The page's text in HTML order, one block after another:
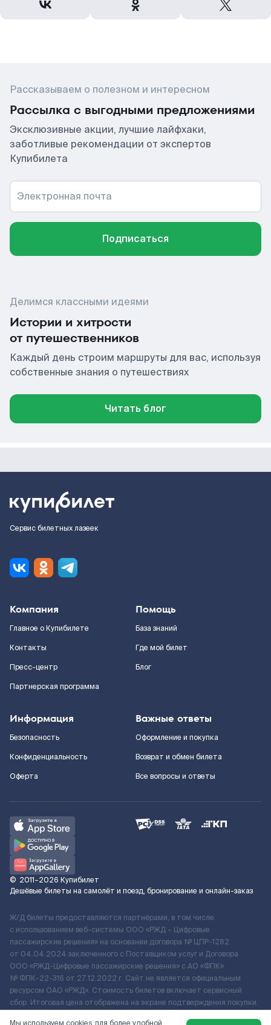
Рассказываем о полезном и интересном
Рассылка с выгодными предложениями
Эксклюзивные акции, лучшие лайфхаки,
заботливые рекомендации от экспертов
Купибилета
Электронная почта
Подписаться
Делимся классными идеями
Истории и хитрости
от путешественников
Каждый день строим маршруты для вас, используя
собственные знания о путешествиях
Читать блог
Сервис билетных лазеек
Компания
Главное о Купибилете
Контакты
Пресс-центр
Партнерская программа
Помощь
База знаний
Где мой билет
Блог
Информация
Безопасность
Конфиденциальность
Оферта
Важные ответы
Оформление и покупка
Возврат и обмен билета
Все вопросы и ответы
© 2011–2026 Купибилет
Дешёвые билеты на самолёт и поезд, бронирование и онлайн-заказ
Ж/Д билеты предоставляются партнёрами, в том числе
с использованием веб-системы ООО «РЖД – Цифровые
пассажирские решения» на основании договора № ЦПР-1282
от 04.04.2024 заключенного с Поставщиком услуг и Договора
ООО «РЖД-Цифровые пассажирские решения» c АО «ФПК»
№ ФПК-22-316 от 27.12.2022 г. Сайт не является официальным
ресурсом ОАО «РЖД». Стоимость билетов включает сервисный
сбор. Итоговая цена отображена на экране подтверждения покупки.